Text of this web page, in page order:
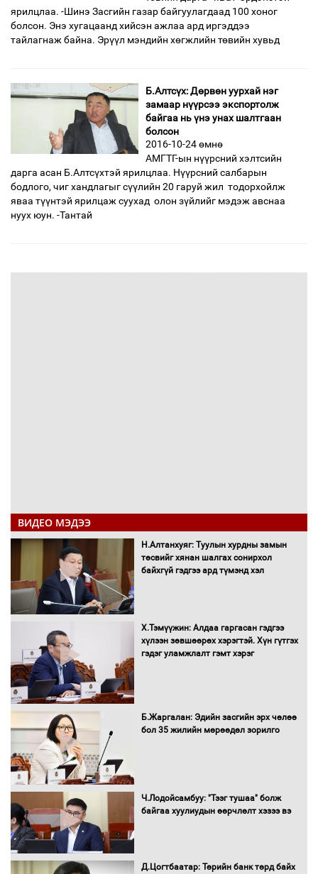
ярилцлаа. -Шинэ Засгийн газар байгуулагдаад 100 хоног
болсон. Энэ хугацаанд хийсэн ажлаа ард иргэддээ
тайлагнаж байна. Эрүүл мэндийн хөгжлийн төвийн хувьд
Б.Алтсүх: Дөрвөн уурхай нэг
замаар нүүрсээ экспортолж
байгаа нь үнэ унах шалтгаан
болсон
2016-10-24 өмнө
АМГТГ-ын нүүрсний хэлтсийн
дарга асан Б.Алтсүхтэй ярилцлаа. Нүүрсний салбарын
бодлого, чиг хандлагыг сүүлийн 20 гаруй жил тодорхойлж
яваа түүнтэй ярилцаж суухад олон зүйлийг мэдэж авснаа
нуух юун. -Тантай
ВИДЕО МЭДЭЭ
Н.Алтанхуяг: Туулын хурдны замын
төсвийг хянан шалгах сонирхол
байхгүй гэдгээ ард түмэнд хэл
Х.Тэмүүжин: Алдаа гаргасан гэдгээ
хүлээн зөвшөөрөх хэрэгтэй. Хүн гүтгэх
гэдэг уламжлалт гэмт хэрэг
Б.Жаргалан: Эдийн засгийн эрх чөлөө
бол 35 жилийн мөрөөдөл зорилго
Ч.Лодойсамбуу: "Тээг тушаа" болж
байгаа хуулиудын өөрчлөлт хэзээ вэ
Д.Цогтбаатар: Төрийн банк төрд байх